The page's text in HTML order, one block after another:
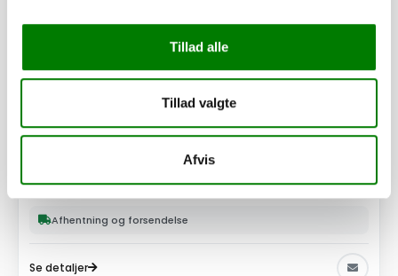
Tillad alle
Tillad valgte
Afvis
Løbeaksel 750kg 4H 950/1550 220 S1 (6AB022.001-1)
1.968,00kr.ekskl. moms
Afhentning og forsendelse
Se detaljer